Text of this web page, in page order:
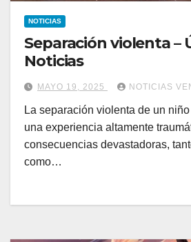
NOTICIAS
Separación violenta –
Noticias
MAYO 19, 2025 NOTICIAS
La separación violenta de un
una experiencia altamente
consecuencias devastadoras,
como…